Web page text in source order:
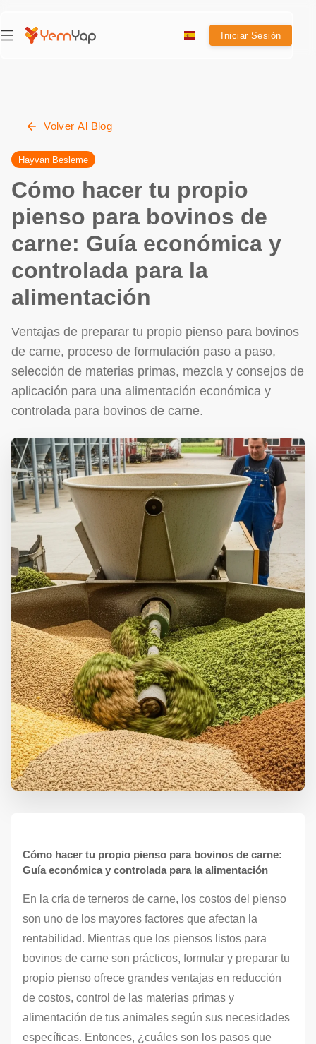
Iniciar Sesión
Volver Al Blog
Hayvan Besleme
Cómo hacer tu propio
pienso para bovinos de
carne: Guía económica y
controlada para la
alimentación
Ventajas de preparar tu propio pienso para bovinos
de carne, proceso de formulación paso a paso,
selección de materias primas, mezcla y consejos de
aplicación para una alimentación económica y
controlada para bovinos de carne.
Cómo hacer tu propio pienso para bovinos de carne:
Guía económica y controlada para la alimentación
En la cría de terneros de carne, los costos del pienso
son uno de los mayores factores que afectan la
rentabilidad. Mientras que los piensos listos para
bovinos de carne son prácticos, formular y preparar tu
propio pienso ofrece grandes ventajas en reducción
de costos, control de las materias primas y
alimentación de tus animales según sus necesidades
específicas. Entonces, ¿cuáles son los pasos que